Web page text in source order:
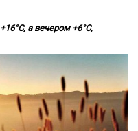
а вечером +6°С,